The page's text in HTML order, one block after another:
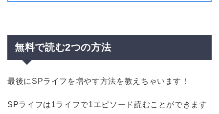
無料で読む2つの方法
最後にSPライフを増やす方法を教えちゃいます！
SPライフは1ライフで1エピソード読むことができます